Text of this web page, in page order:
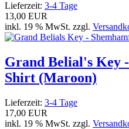
Lieferzeit: 3-4 Tage
13,00 EUR
inkl. 19 % MwSt. zzgl.
Grand Belial's Key
Shirt (Maroon)
Lieferzeit: 3-4 Tage
17,00 EUR
inkl. 19 % MwSt. zzgl.